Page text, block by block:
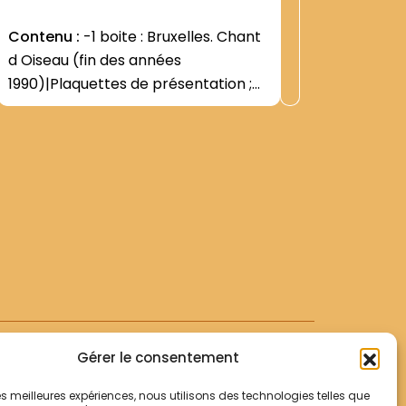
Gérer le consentement
meilleures expériences, nous utilisons des technologies telles que
Contenu :
d Oiseau (fin des années
1990)|Plaquettes de présentation ;
réflexions et projet pour son avenir|